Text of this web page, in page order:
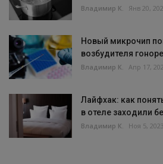
Владимир К. Янв 20,
Новый микрочип
возбудителя
Владимир К. Апр 17,
Лайфхак: как
в отеле заходили
Владимир К. Ноя 5, 2023